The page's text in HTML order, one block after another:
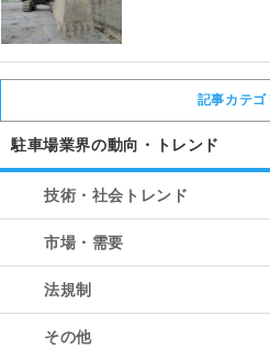
記事カテゴ
駐車場業界の動向・トレンド
技術・社会トレンド
市場・需要
法規制
その他